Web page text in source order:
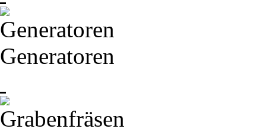
Generatoren